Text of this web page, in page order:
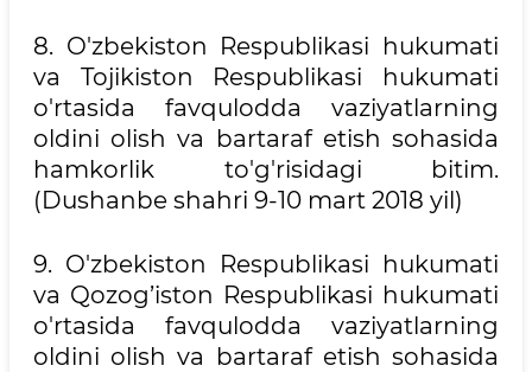
8. O'zbekiston Respublikasi hukumati
va Tojikiston Respublikasi hukumati
o'rtasida favqulodda vaziyatlarning
oldini olish va bartaraf etish sohasida
hamkorlik to'g'risidagi bitim.
(Dushanbe shahri 9-10 mart 2018 yil)
9. O'zbekiston Respublikasi hukumati
va Qozog’iston Respublikasi hukumati
o'rtasida favqulodda vaziyatlarning
oldini olish va bartaraf etish sohasida